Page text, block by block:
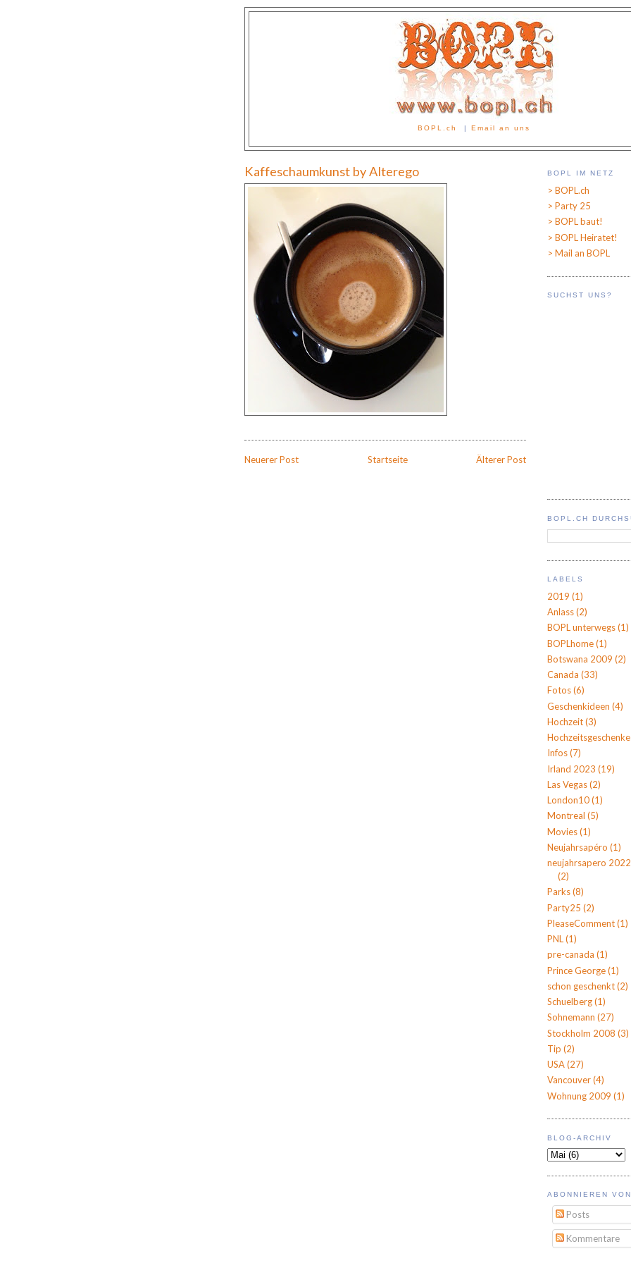
BOPL.ch | Email an uns
Kaffeschaumkunst by Alterego
Neuerer Post Älterer Post
Startseite
BOPL IM NETZ
> BOPL.ch
> Party 25
> BOPL baut!
> BOPL Heiratet!
> Mail an BOPL
SUCHST UNS?
BOPL.CH
LABELS
2019 (1)
Anlass(2)
BOPL unterwegs(1)
BOPLhome(1)
Botswana 2009 (2)
Canada (33)
Fotos(6)
Geschenkideen (4)
Hochzeit(3)
Hochzeitsgeschenke
Infos(7)
Irland 2023 (19)
Las Vegas(2)
London10(1)
Montreal (5)
Movies(1)
Neujahrsapéro (1)
neujahrsapero
(2)
Parks(8)
Party25 (2)
PleaseComment(1)
PNL(1)
pre-canada (1)
Prince George(1)
schon geschenkt(2)
Schuelberg(1)
Sohnemann (27)
Stockholm 2008 (3)
Tip (2)
USA(27)
Vancouver(4)
Wohnung 2009 (1)
BLOG-ARCHIV
ABONNIEREN
Posts
Kommentare